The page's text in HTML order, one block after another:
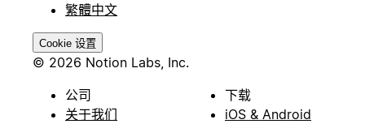
繁體中文
Cookie 设置
© 2026 Notion Labs, Inc.
公司
关于我们
下载
iOS & Android